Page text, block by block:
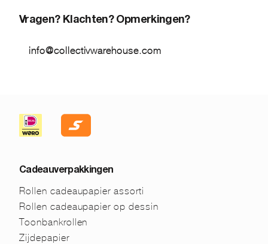
Vragen? Klachten? Opmerkingen?
info@collectivwarehouse.com
Cadeauverpakkingen
Rollen cadeaupapier assorti
Rollen cadeaupapier op dessin
Toonbankrollen
Zijdepapier